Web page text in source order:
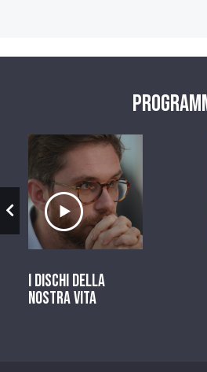
Ascolta il servizio
I dischi della
nostra vita